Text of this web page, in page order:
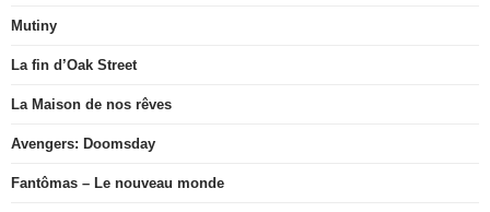
Mutiny
La fin d’Oak Street
La Maison de nos rêves
Avengers: Doomsday
Fantômas – Le nouveau monde